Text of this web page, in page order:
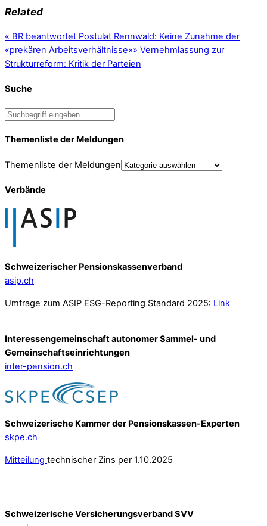
Related
« BR beantwortet Postulat Rennwald: Keine Zunahme der
«prekären Arbeitsverhältnisse»» Vernehmlassung zur
Strukturreform: Kritik der Parteien
Suche
Themenliste der Meldungen
Themenliste der Meldungen
Verbände
Schweizerischer Pensionskassenverband
asip.ch
Umfrage zum ASIP ESG-Reporting Standard 2025: Link
Interessengemeinschaft autonomer Sammel- und
Gemeinschafts­einrichtungen
inter-pension.ch
Schweizerische Kammer der Pensionskassen-Experten
skpe.ch
Mitteilung technischer Zins per 1.10.2025
Schweizerische Versicherungsverband SVV